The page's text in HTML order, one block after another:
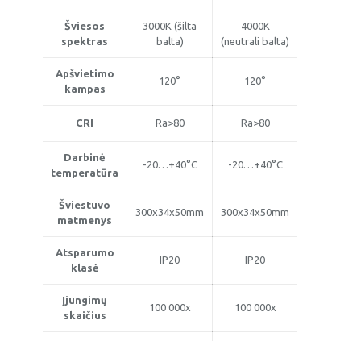
Šviesos
spektras
3000K (šilta
balta)
4000K
(neutrali balta)
Apšvietimo
kampas
120° 120°
CRI Ra>80 Ra>80
Darbinė
temperatūra
-20…+40°C -20…+40°C
Šviestuvo
matmenys
300x34x50mm 300x34x50mm
Atsparumo
klasė
IP20 IP20
Įjungimų
skaičius
100 000x 100 000x